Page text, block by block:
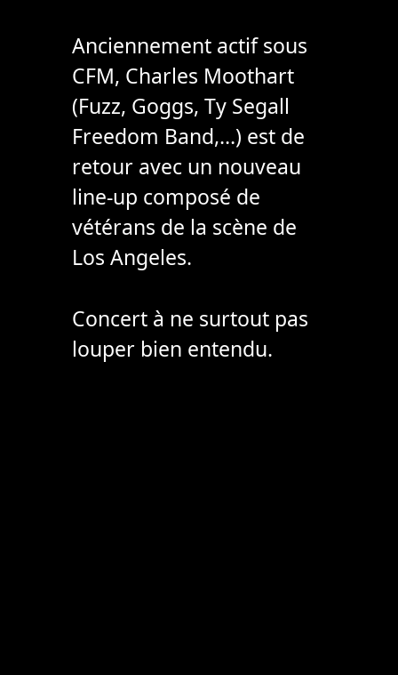
Anciennement actif sous
CFM, Charles Moothart
(Fuzz, Goggs, Ty Segall
Freedom Band,…) est de
retour avec un nouveau
line-up composé de
vétérans de la scène de
Los Angeles.
Concert à ne surtout pas
louper bien entendu.